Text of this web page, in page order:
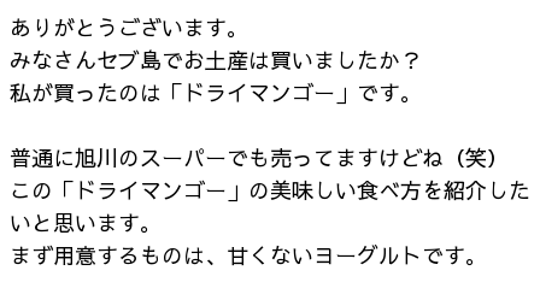
ありがとうございます。
みなさんセブ島でお土産は買いましたか？
私が買ったのは「ドライマンゴー」です。
普通に旭川のスーパーでも売ってますけどね（笑）
この「ドライマンゴー」の美味しい食べ方を紹介した
いと思います。
まず用意するものは、甘くないヨーグルトです。